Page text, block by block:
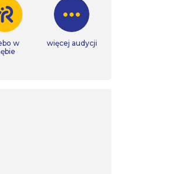
w
więcej audycji